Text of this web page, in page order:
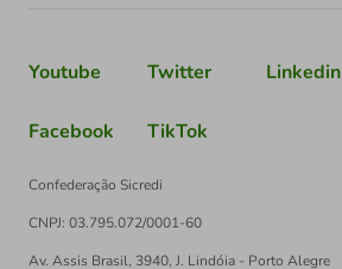
Youtube Twitter Linkedin
Facebook TikTok
Confederação Sicredi
CNPJ: 03.795.072/0001-60
Av. Assis Brasil, 3940, J. Lindóia - Porto Alegre